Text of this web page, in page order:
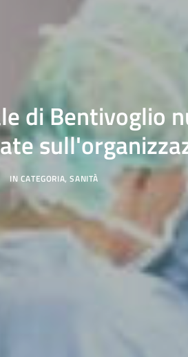
di Bentivoglio
IN CATEGORIA,SANITÀ